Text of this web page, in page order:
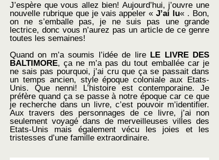
J’espère que vous allez bien! Aujourd’hui, j’ouvre une
nouvelle rubrique que je vais appeler «J’ai lu« . Bon,
on ne s’emballe pas, je ne suis pas une grande
lectrice, donc vous n’aurez pas un article de ce genre
toutes les semaines!
Quand on m’a soumis l’idée de lire LE LIVRE DES
BALTIMORE, ça ne m’a pas du tout emballée car je
ne sais pas pourquoi, j’ai cru que ça se passait dans
un temps ancien, style époque coloniale aux Etats-
Unis. Que nenni! L’histoire est contemporaine. Je
préfère quand ça se passe à notre époque car ce que
je recherche dans un livre, c’est pouvoir m’identifier.
Aux travers des personnages de ce livre, j’ai non
seulement voyagé dans de merveilleuses villes des
Etats-Unis mais également vécu les joies et les
tristesses d’une famille extraordinaire.